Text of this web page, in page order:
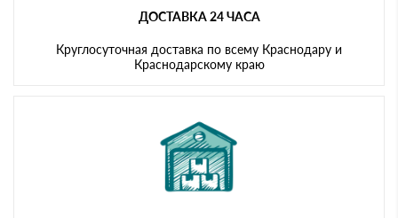
ДОСТАВКА 24 ЧАСА
Круглосуточная доставка по всему Краснодару и
Краснодарскому краю